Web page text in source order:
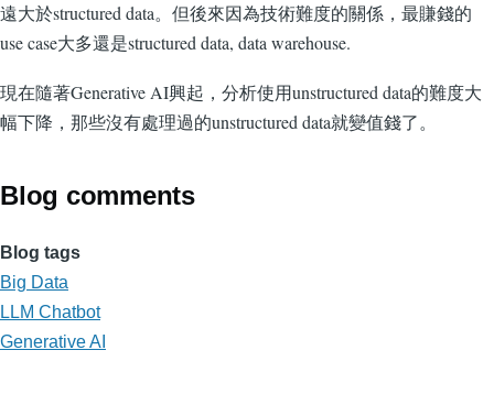
遠大於structured data。但後來因為技術難度的關係，最賺錢的
use case大多還是structured data, data warehouse.
現在隨著Generative AI興起，分析使用unstructured data的難度大
幅下降，那些沒有處理過的unstructured data就變值錢了。
Blog comments
Blog tags
Big Data
LLM Chatbot
Generative AI